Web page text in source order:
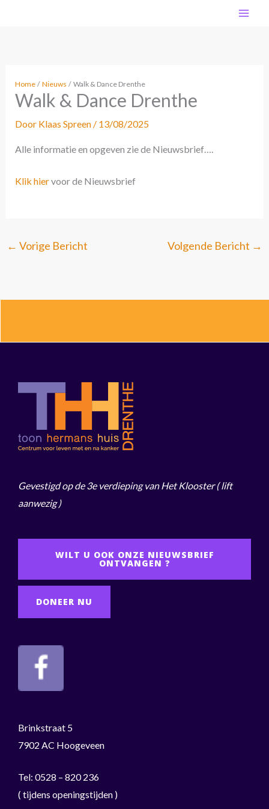
Home Nieuws Walk & Dance Drenthe
Walk & Dance Drenthe
Door Klaas Spreen / 13/08/2025
Alle informatie en opgeven zie de Nieuwsbrief….
Klik hiervoor de Nieuwsbrief
← Vorige Bericht Volgende Bericht →
Gevestigd op de 3e verdieping van Het Klooster ( lift
aanwezig )
WILT U OOK ONZE NIEUWSBRIEF
ONTVANGEN ?
DONEER NU
Brinkstraat 5
7902 AC Hoogeveen
Tel: 0528 – 820 236
( tijdens openingstijden )